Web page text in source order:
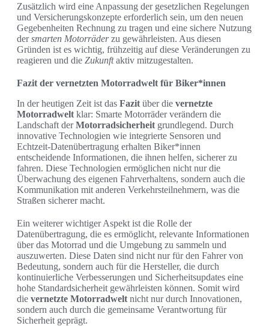
Zusätzlich wird eine Anpassung der gesetzlichen Regelungen
und Versicherungskonzepte erforderlich sein, um den neuen
Gegebenheiten Rechnung zu tragen und eine sichere Nutzung
dersmarten Motorräderzu gewährleisten. Aus diesen
Gründen ist es wichtig, frühzeitig auf diese Veränderungen zu
reagieren und die Zukunftaktiv mitzugestalten.
Fazit der vernetzten Motorradwelt für Biker*innen
In der heutigen Zeit ist das Fazit über die vernetzte
Motorradwelt klar: Smarte Motorräder verändern die
Landschaft derMotorradsicherheit grundlegend. Durch
innovative Technologien wie integrierte Sensoren und
Echtzeit-Datenübertragung erhalten Biker*innen
entscheidende Informationen, die ihnen helfen, sicherer zu
fahren. Diese Technologien ermöglichen nicht nur die
Überwachung des eigenen Fahrverhaltens, sondern auch die
Kommunikation mit anderen Verkehrsteilnehmern, was die
Straßen sicherer macht.
Ein weiterer wichtiger Aspekt ist die Rolle der
Datenübertragung, die es ermöglicht, relevante Informationen
über das Motorrad und die Umgebung zu sammeln und
auszuwerten. Diese Daten sind nicht nur für den Fahrer von
Bedeutung, sondern auch für die Hersteller, die durch
kontinuierliche Verbesserungen und Sicherheitsupdates eine
hohe Standardsicherheit gewährleisten können. Somit wird
die vernetzte Motorradwelt nicht nur durch Innovationen,
sondern auch durch die gemeinsame Verantwortung für
Sicherheit geprägt.